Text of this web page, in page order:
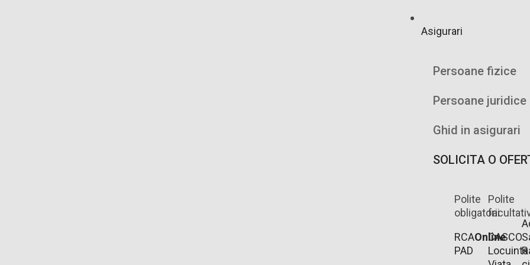
Asigurari
Persoane fizice
Persoane juridice
Ghid in asigurari
SOLICITA O
Polite
obligatorii
RCAOnline
PAD
Polite
CASCO
Locuinta